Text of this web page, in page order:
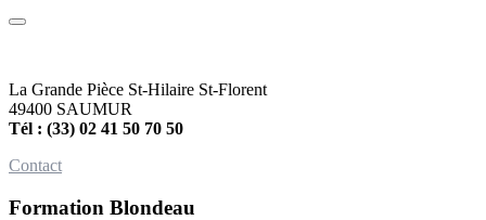
La Grande Pièce St-Hilaire St-Florent
49400 SAUMUR
Tél : (33) 02 41 50 70 50
Contact
Formation Blondeau